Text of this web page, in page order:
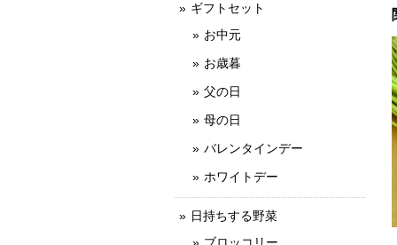
ギフトセット
お中元
お歳暮
父の日
母の日
バレンタインデー
ホワイトデー
日持ちする野菜